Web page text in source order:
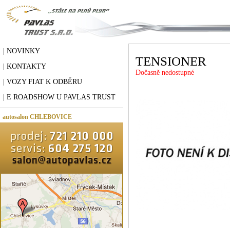
| NOVINKY
| KONTAKTY
| VOZY FIAT K ODBĚRU
| E ROADSHOW U PAVLAS TRUST
autosalon CHLEBOVICE
TENSIONER
Dočasně nedostupné